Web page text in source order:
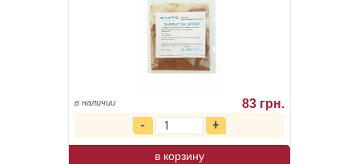
в наличии 83 грн.
в корзину